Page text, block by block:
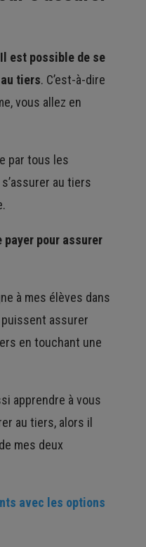
Il est possible de se
tiers. C’est-à-dire
vous allez en
par tous les
au tiers
payer pour assurer
à mes élèves dans
assurer
en touchant une
apprendre à vous
au tiers, alors il
mes deux
avec les options